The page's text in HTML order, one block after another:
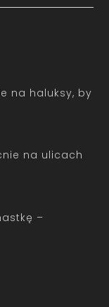
na haluksy, by
na ulicach
–